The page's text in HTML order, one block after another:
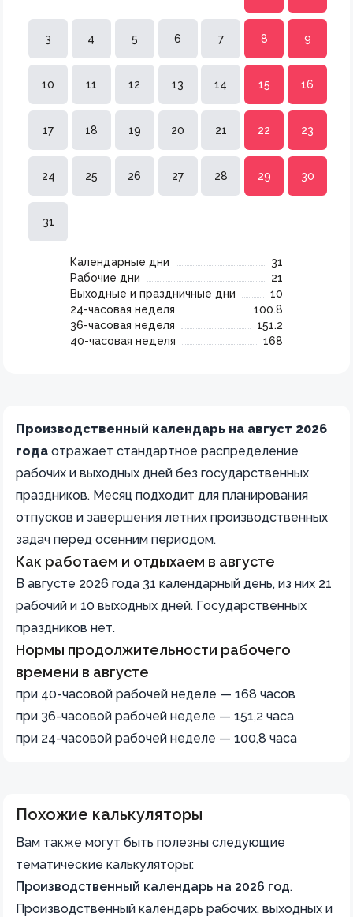
3 4 5 6 7 8 9
10 11 12 13 14 15 16
17 18 19 20 21 22 23
24 25 26 27 28 29 30
31
Календарные дни
31
Рабочие дни
21
Выходные и праздничные дни
10
24-часовая неделя
100.8
36-часовая неделя
151.2
40-часовая неделя
168
Производственный календарь на август 2026
года отражает стандартное распределение
рабочих и выходных дней без государственных
праздников. Месяц подходит для планирования
отпусков и завершения летних производственных
задач перед осенним периодом.
Как работаем и отдыхаем в августе
В августе 2026 года 31 календарный день, из них 21
рабочий и 10 выходных дней. Государственных
праздников нет.
Нормы продолжительности рабочего
времени в августе
при 40-часовой рабочей неделе — 168 часов
при 36-часовой рабочей неделе — 151,2 часа
при 24-часовой рабочей неделе — 100,8 часа
Похожие калькуляторы
Вам также могут быть полезны следующие
тематические калькуляторы:
Производственный календарь на 2026 год.
Производственный календарь рабочих, выходных и